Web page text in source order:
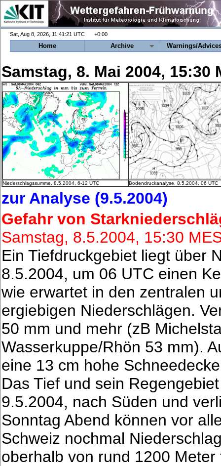
+0:00
Home Archive Warnings/
Samstag, 8. Mai 2004, 15:30
Niederschlagssumme, 8.5.2004, 6-12 UTC Bodendruckanalyse, 8.5.2004, 06 UTC
zur Analyse (9.5.2004)
Gefahr von
Samstag, 8.5.2004, 15:30
Ein Tiefdruckgebiet liegt über
8.5.2004, um 06 UTC einen
wie erwartet in den zentralen
ergiebigen Niederschlägen.
50 mm und mehr (zB
Wasserkuppe/Rhön 53 mm).
eine 13 cm hohe
Das Tief und sein
9.5.2004, nach Süden und
Sonntag Abend können vor
Schweiz nochmal
oberhalb von rund 1200 Meter